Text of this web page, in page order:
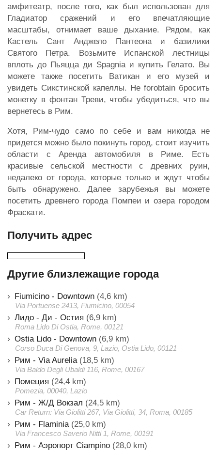
амфитеатр, после того, как был использован для
Гладиатор сражений и его впечатляющие
масштабы, отнимает ваше дыхание. Рядом, как
Кастель Сант Анджело Пантеона и базилики
Святого Петра. Возьмите Испанской лестницы
вплоть до Пьяцца ди Spagnia и купить Гелато. Вы
можете также посетить Ватикан и его музей и
увидеть Сикстинской капеллы. Не forobtain бросить
монетку в фонтан Треви, чтобы убедиться, что вы
вернетесь в Рим.
Хотя, Рим-чудо само по себе и вам никогда не
придется можно было покинуть город, стоит изучить
области с Аренда автомобиля в Риме. Есть
красивые сельской местности с древних руин,
недалеко от города, которые только и ждут чтобы
быть обнаружено. Далее зарубежья вы можете
посетить древнего города Помпеи и озера городом
Фраскати.
Получить адрес
Другие близлежащие города
Fiumicino - Downtown (4,6 km)
Via Portuense 2413, Fiumicino, 00054
Лидо - Ди - Остия (6,9 km)
Roma Lido Di Ostia, Rome, 00121
Ostia Lido - Downtown (6,9 km)
Corso Duca Di Genova, 9, Lazio, Ostia Lido, 00121
Рим - Via Aurelia (18,5 km)
Via Baldo Degli Ubaldi 116, Rome, 00167
Помеция (24,4 km)
Pomezia, 00040, Lazio
Рим - Ж/Д Вокзал (24,5 km)
Car Return: Via Giolitti 267, Via Giolitti, 34, Roma, 00185
Рим - Flaminia (25,0 km)
Via Francesco Saverio Nitti 1, Rome, 00191
Рим - Аэропорт Ciampino (28,0 km)